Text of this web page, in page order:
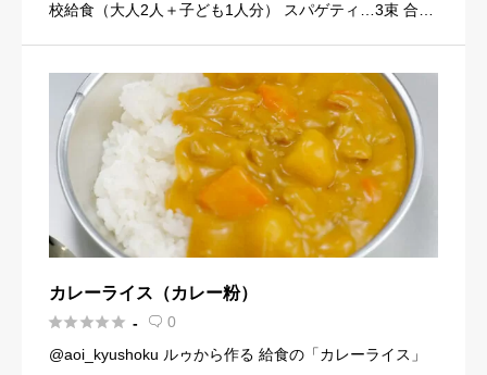
校給食（大人2人＋子ども1人分） スパゲティ…3束 合い
（120g） にんにくチューブ…少々（1 […]
カレーライス（カレー粉）
 -  0
@aoi_kyushoku ルゥから作る 給食の「カレーライス」